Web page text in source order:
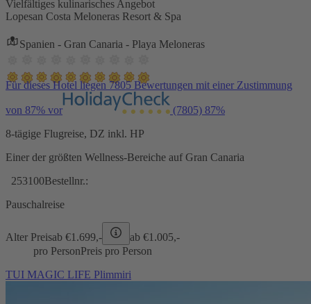
Vielfältiges kulinarisches Angebot
Lopesan Costa Meloneras Resort & Spa
Spanien - Gran Canaria - Playa Meloneras
Für dieses Hotel liegen 7805 Bewertungen mit einer Zustimmung
von 87% vor (7805) 87%
8-tägige Flugreise, DZ inkl. HP
Einer der größten Wellness-Bereiche auf Gran Canaria
253100Bestellnr.:
Pauschalreise
Alter Preisab €1.699,- ab €1.005,-
pro PersonPreis pro Person
TUI MAGIC LIFE Plimmiri